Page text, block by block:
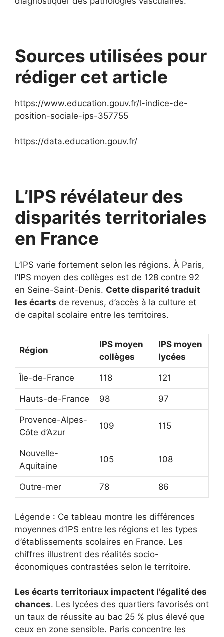
Sources utilisées pour
rédiger cet article
https://www.education.gouv.fr/l-indice-de-
position-sociale-ips-357755
https://data.education.gouv.fr/
L’IPS révélateur des
disparités territoriales
en France
L’IPS varie fortement selon les régions. À Paris,
l’IPS moyen des collèges est de 128 contre 92
en Seine-Saint-Denis. Cette disparité traduit
les écarts de revenus, d’accès à la culture et
de capital scolaire entre les territoires.
Région
IPS moyen
collèges
IPS moyen
lycées
Île-de-France 118 121
Hauts-de-France 98 97
Provence-Alpes-
Côte d’Azur
109 115
Nouvelle-
Aquitaine
105 108
Outre-mer 78 86
Légende : Ce tableau montre les différences
moyennes d’IPS entre les régions et les types
d’établissements scolaires en France. Les
chiffres illustrent des réalités socio-
économiques contrastées selon le territoire.
Les écarts territoriaux impactent l’égalité des
chances. Les lycées des quartiers favorisés ont
un taux de réussite au bac 25 % plus élevé que
ceux en zone sensible. Paris concentre les